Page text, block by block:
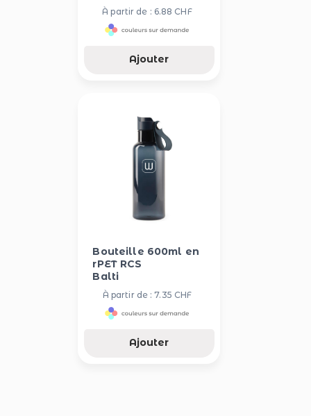
À partir de : 6.88 CHF
Ajouter
Bouteille 600ml en
rPET RCS
Balti
À partir de : 7.35 CHF
Ajouter